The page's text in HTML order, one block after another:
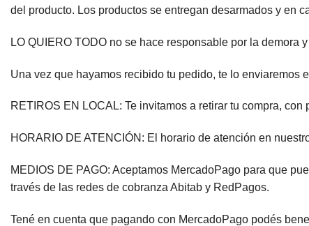
del producto. Los productos se entregan desarmados y en
LO QUIERO TODO no se hace responsable por la
Una vez que hayamos recibido tu pedido, te lo enviaremos
RETIROS EN LOCAL: Te invitamos a retirar tu compra,
HORARIO DE ATENCIÓN: El horario de atención en
MEDIOS DE PAGO: Aceptamos MercadoPago para que
través de las redes de cobranza Abitab y RedPagos.
Tené en cuenta que pagando con MercadoPago podés